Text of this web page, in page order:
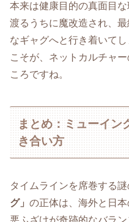
本来は健康目的の真面目
渡るうちに魔改造され、
なギャグへと行き着いて
こそが、ネットカルチャ
ころですね。
まとめ：ミューイン
き合い方
タイムラインを席巻する
グ」 の正体は、海外と日